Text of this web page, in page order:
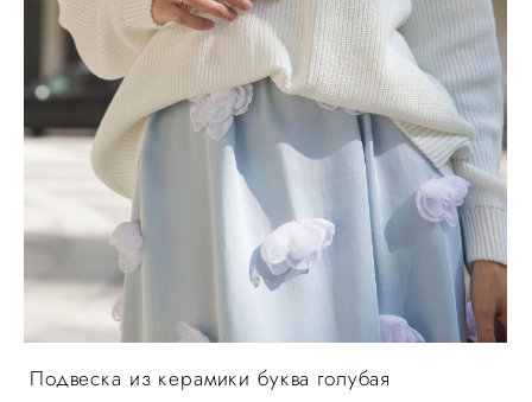
Подвеска из керамики буква голубая